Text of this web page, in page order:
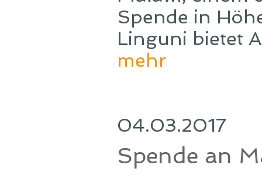
Spende in
Linguni bietet
mehr
04.03.2017
Spende an